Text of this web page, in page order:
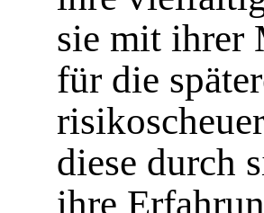
sie mit ihrer
für die
diese durch
ihre